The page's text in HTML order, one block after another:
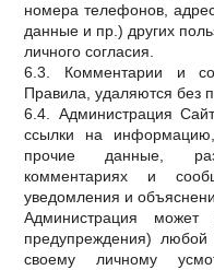
номера телефонов,
данные и пр.) других
личного согласия.
6.3. Комментарии и
Правила, удаляются без
6.4. Администрация
ссылки на информацию,
прочие данные,
комментариях и
уведомления и
Администрация
предупреждения)
своему личному